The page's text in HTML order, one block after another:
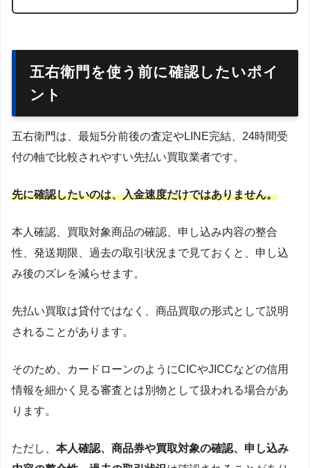
五右衛門を使う前に確認したいポイ
ント
五右衛門は、最短5分前後の査定やLINE完結、24時間受
付の軸で比較されやすい先払い買取業者です。
先に確認したいのは、入金速度だけではありません。
本人確認、買取対象商品の確認、申し込み内容の整合
性、発送期限、過去の取引状況まで見ておくと、申し込
み後のズレを減らせます。
先払い買取は貸付ではなく、商品買取の形式として説明
されることがあります。
そのため、カードローンのようにCICやJICCなどの信用
情報を細かく見る審査とは別物として扱われる場合があ
ります。
ただし、 本人確認、商品券や買取対象の確認、申し込み